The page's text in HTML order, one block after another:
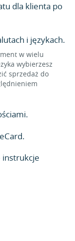
dla klienta po
i językach.
w wielu
wybierzesz
sprzedaż do
instrukcje